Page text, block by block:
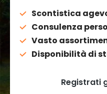
Scontistica
Consulenza
Vasto
Disponibilità di
Registrati